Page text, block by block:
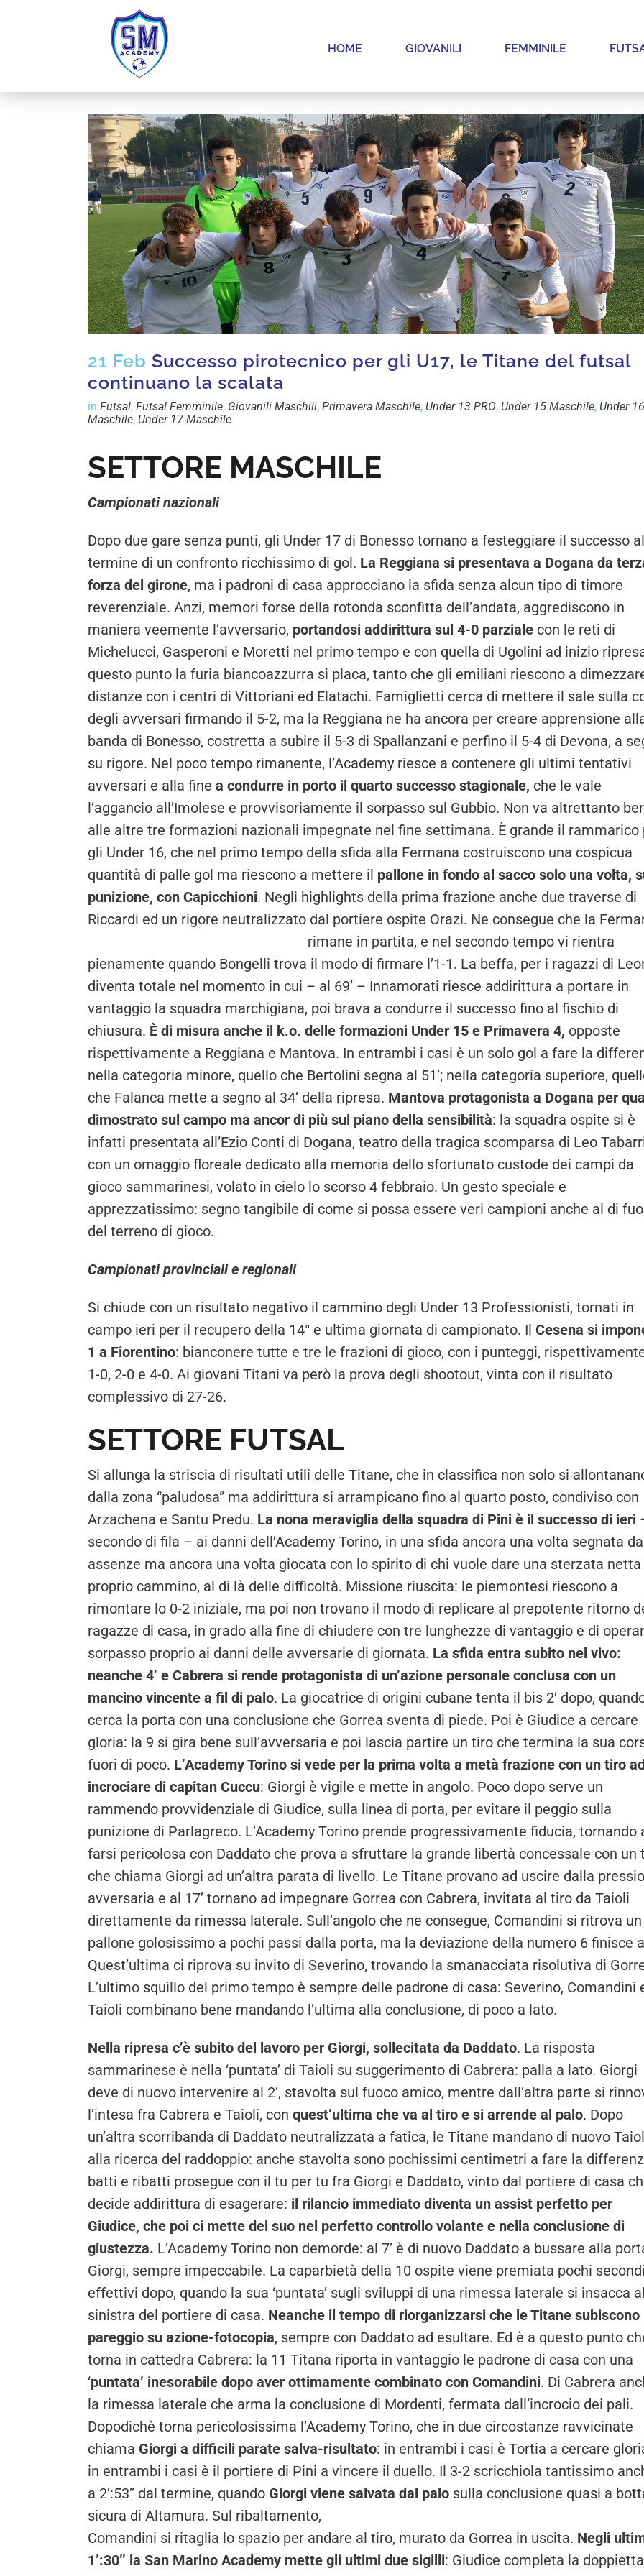
HOME GIOVANILI FEMMINILE
21 Feb Successo pirotecnico per gli U17, le Titane del futsal
continuano la scalata
in Futsal, Futsal Femminile, Giovanili Maschili, Primavera Maschile, Under 13 PRO, Under 15 Maschile, Under 16
Maschile, Under 17 Maschile
SETTORE MASCHILE
Campionati nazionali
Dopo due gare senza punti, gli Under 17 di Bonesso tornano a festeggiare il successo al
termine di un confronto ricchissimo di gol. La Reggiana si presentava a Dogana da
forza del girone, ma i padroni di casa approcciano la sfida senza alcun tipo di timore
reverenziale. Anzi, memori forse della rotonda sconfitta dell’andata, aggrediscono in
maniera veemente l’avversario, portandosi addirittura sul 4-0 parziale con le reti di
Michelucci, Gasperoni e Moretti nel primo tempo e con quella di Ugolini ad inizio
questo punto la furia biancoazzurra si placa, tanto che gli emiliani riescono a
distanze con i centri di Vittoriani ed Elatachi. Famiglietti cerca di mettere il sale sulla
degli avversari firmando il 5-2, ma la Reggiana ne ha ancora per creare apprensione
banda di Bonesso, costretta a subire il 5-3 di Spallanzani e perfino il 5-4 di Devona, a
su rigore. Nel poco tempo rimanente, l’Academy riesce a contenere gli ultimi tentativi
avversari e alla fine a condurre in porto il quarto successo stagionale, che le vale
l’aggancio all’Imolese e provvisoriamente il sorpasso sul Gubbio. Non va altrettanto
alle altre tre formazioni nazionali impegnate nel fine settimana. È grande il rammarico
gli Under 16, che nel primo tempo della sfida alla Fermana costruiscono una cospicua
quantità di palle gol ma riescono a mettere il pallone in fondo al sacco solo una volta,
punizione, con Capicchioni. Negli highlights della prima frazione anche due traverse di
Riccardi ed un rigore neutralizzato dal portiere ospite Orazi. Ne consegue che la
rimane in partita, e nel secondo tempo vi rientra
pienamente quando Bongelli trova il modo di firmare l’1-1. La beffa, per i ragazzi di
diventa totale nel momento in cui – al 69’ – Innamorati riesce addirittura a portare in
vantaggio la squadra marchigiana, poi brava a condurre il successo fino al fischio di
chiusura. È di misura anche il k.o. delle formazioni Under 15 e Primavera 4, opposte
rispettivamente a Reggiana e Mantova. In entrambi i casi è un solo gol a fare la
nella categoria minore, quello che Bertolini segna al 51’; nella categoria superiore,
che Falanca mette a segno al 34’ della ripresa. Mantova protagonista a Dogana per
dimostrato sul campo ma ancor di più sul piano della sensibilità: la squadra ospite si è
infatti presentata all’Ezio Conti di Dogana, teatro della tragica scomparsa di Leo
con un omaggio floreale dedicato alla memoria dello sfortunato custode dei campi da
gioco sammarinesi, volato in cielo lo scorso 4 febbraio. Un gesto speciale e
apprezzatissimo: segno tangibile di come si possa essere veri campioni anche al di
del terreno di gioco.
Campionati provinciali e regionali
Si chiude con un risultato negativo il cammino degli Under 13 Professionisti, tornati in
campo ieri per il recupero della 14° e ultima giornata di campionato. Il Cesena si
1 a Fiorentino: bianconere tutte e tre le frazioni di gioco, con i punteggi,
1-0, 2-0 e 4-0. Ai giovani Titani va però la prova degli shootout, vinta con il risultato
complessivo di 27-26.
SETTORE FUTSAL
Si allunga la striscia di risultati utili delle Titane, che in classifica non solo si
dalla zona “paludosa” ma addirittura si arrampicano fino al quarto posto, condiviso con
Arzachena e Santu Predu. La nona meraviglia della squadra di Pini è il successo di ieri
secondo di fila – ai danni dell’Academy Torino, in una sfida ancora una volta segnata da
assenze ma ancora una volta giocata con lo spirito di chi vuole dare una sterzata netta
proprio cammino, al di là delle difficoltà. Missione riuscita: le piemontesi riescono a
rimontare lo 0-2 iniziale, ma poi non trovano il modo di replicare al prepotente ritorno
ragazze di casa, in grado alla fine di chiudere con tre lunghezze di vantaggio e di
sorpasso proprio ai danni delle avversarie di giornata. La sfida entra subito nel vivo:
neanche 4’ e Cabrera si rende protagonista di un’azione personale conclusa con un
mancino vincente a fil di palo. La giocatrice di origini cubane tenta il bis 2’ dopo,
cerca la porta con una conclusione che Gorrea sventa di piede. Poi è Giudice a cercare
gloria: la 9 si gira bene sull’avversaria e poi lascia partire un tiro che termina la sua
fuori di poco. L’Academy Torino si vede per la prima volta a metà frazione con un tiro
incrociare di capitan Cuccu: Giorgi è vigile e mette in angolo. Poco dopo serve un
rammendo provvidenziale di Giudice, sulla linea di porta, per evitare il peggio sulla
punizione di Parlagreco. L’Academy Torino prende progressivamente fiducia, tornando
farsi pericolosa con Daddato che prova a sfruttare la grande libertà concessale con un
che chiama Giorgi ad un’altra parata di livello. Le Titane provano ad uscire dalla
avversaria e al 17’ tornano ad impegnare Gorrea con Cabrera, invitata al tiro da Taioli
direttamente da rimessa laterale. Sull’angolo che ne consegue, Comandini si ritrova un
pallone golosissimo a pochi passi dalla porta, ma la deviazione della numero 6 finisce
Quest’ultima ci riprova su invito di Severino, trovando la smanacciata risolutiva di
L’ultimo squillo del primo tempo è sempre delle padrone di casa: Severino, Comandini
Taioli combinano bene mandando l’ultima alla conclusione, di poco a lato.
Nella ripresa c’è subito del lavoro per Giorgi, sollecitata da Daddato. La risposta
sammarinese è nella ‘puntata’ di Taioli su suggerimento di Cabrera: palla a lato. Giorgi
deve di nuovo intervenire al 2’, stavolta sul fuoco amico, mentre dall’altra parte si
l’intesa fra Cabrera e Taioli, con quest’ultima che va al tiro e si arrende al palo. Dopo
un’altra scorribanda di Daddato neutralizzata a fatica, le Titane mandano di nuovo
alla ricerca del raddoppio: anche stavolta sono pochissimi centimetri a fare la
batti e ribatti prosegue con il tu per tu fra Giorgi e Daddato, vinto dal portiere di casa
decide addirittura di esagerare: il rilancio immediato diventa un assist perfetto per
Giudice, che poi ci mette del suo nel perfetto controllo volante e nella conclusione di
giustezza. L’Academy Torino non demorde: al 7’ è di nuovo Daddato a bussare alla
Giorgi, sempre impeccabile. La caparbietà della 10 ospite viene premiata pochi secondi
effettivi dopo, quando la sua ‘puntata’ sugli sviluppi di una rimessa laterale si insacca
sinistra del portiere di casa. Neanche il tempo di riorganizzarsi che le Titane subiscono
pareggio su azione-fotocopia, sempre con Daddato ad esultare. Ed è a questo punto
torna in cattedra Cabrera: la 11 Titana riporta in vantaggio le padrone di casa con una
‘puntata’ inesorabile dopo aver ottimamente combinato con Comandini. Di Cabrera
la rimessa laterale che arma la conclusione di Mordenti, fermata dall’incrocio dei pali.
Dopodichè torna pericolosissima l’Academy Torino, che in due circostanze ravvicinate
chiama Giorgi a difficili parate salva-risultato: in entrambi i casi è Tortia a cercare
in entrambi i casi è il portiere di Pini a vincere il duello. Il 3-2 scricchiola tantissimo
a 2’:53’’ dal termine, quando Giorgi viene salvata dal palo sulla conclusione quasi a
sicura di Altamura. Sul ribaltamento,
Comandini si ritaglia lo spazio per andare al tiro, murato da Gorrea in uscita. Negli
1’:30’’ la San Marino Academy mette gli ultimi due sigilli: Giudice completa la doppietta